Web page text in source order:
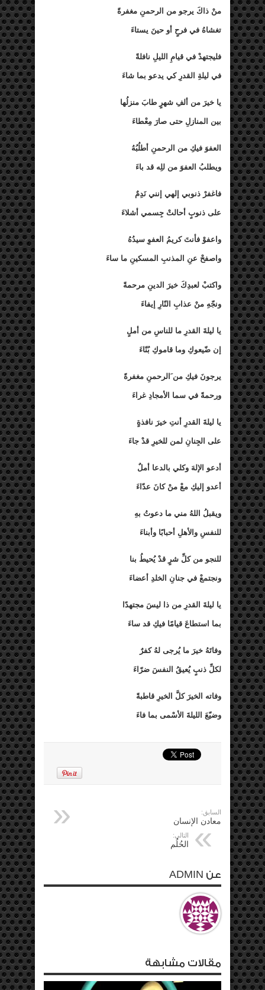
منْ ذاكَ يرجو من الرحمنِ مغفرةً
تغشاهُ في فرحٍ أو حينَ يستاءَ
فليجتهدْ في قيامِ الليلِ نافلةً
في ليلةِ القدرِ كي يدعو بما شاءَ
يا خيرَ من ألفِ شهرٍ طابَ منزلُها
بين المنازلِ حتى صارَ مِعْطاءَ
العفوَ فيكِ من الرحمنِ أطلُبُهُ
ويطلبُ العفوَ من للِه قد باءَ
فاغفرْ ذنوبي إلهي إنني نَدِمٌ
على ذنوبٍ أحالتْ جِسمي أشلاءَ
واعفوْ فأنتَ كريمُ العفوِ سيدُهُ
واصفحْ عنِ المذنبِ المسكينِ ما ساءَ
واكتبْ لعبدِكَ خيرَ الدينِ مرحمةً
ونجّهِ منْ عذابِ النّارِ إيفاءَ
يا ليلةَ القدرِ ما للناسِ من أملٍ
إن ضّيعوكِ وما قاموكِ بُنّاءَ
يرجونَ فيكِ من َالرحمنِ مغفرةً
ورحمةً في سما الأمجادِ غراءَ
يا ليلةَ القدرِ أنتِ خيرَ نافذةٍ
على الجِنانِ لمن للخيرِ قدْ جاءَ
أدعو الإلهَ وكلي بالدعا أملٌ
أعدو إليكِ معْ منْ كانَ عدّاءَ
ويقبلُ اللهُ مني ما دعوتُ بهِ
للنفسِ والأهلِ أحبابًا وأبناءَ
للنجو من كلِّ شرٍ قدْ يُحيطُ بنا
ونجتمعْ في جنانِ الخلدِ أعضاءَ
يا ليلةَ القدرِ من ذا ليسَ مجتهدًا
بما استطاعَ قيامًا فيكِ قد ساءَ
وفاتَهُ خيرَ ما يُرجى لهُ كفرٌ
لكلِّ ذنبٍ يُعيقُ النفسَ ضرّاءَ
وفاته الخيرَ كلَّ الخيرِ قاطبةً
وضيّعَ الليلةَ الأسْمى بما فاءَ
السابق:
معادن الإنسان
التالي:
الحُلُم
عن ADMIN
مقالات مشابهة